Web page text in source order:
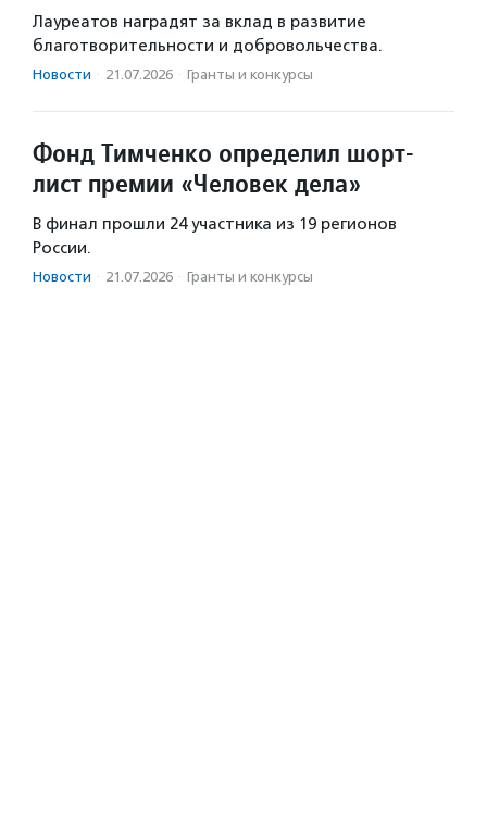
Лауреатов наградят за вклад в развитие
благотворительности и добровольчества.
Новости · 21.07.2026 · Гранты и конкурсы
Фонд Тимченко определил шорт-
лист премии «Человек дела»
В финал прошли 24 участника из 19 регионов
России.
Новости · 21.07.2026 · Гранты и конкурсы